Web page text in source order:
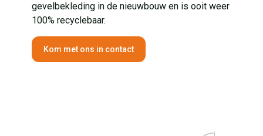
gevelbekleding in de nieuwbouw en is ooit weer
100% recyclebaar.
Kom met ons in contact